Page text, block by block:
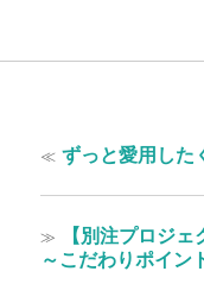
稿
ナ
ビ
≪ 過
の
投
稿:
ずっと愛用した
≫
次
の
【別注プロジ
～こだわりポイン